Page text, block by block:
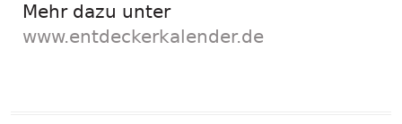
Mehr dazu unter
www.entdeckerkalender.de